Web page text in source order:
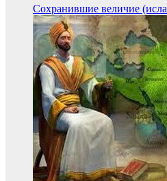
Сохранившие величие